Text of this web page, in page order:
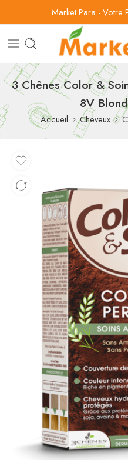
Market Para - Votre
3 Chênes Color &
8V
Accueil Cheveux